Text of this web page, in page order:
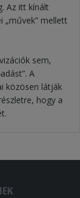
Az itt kínált
„művek” mellett
sem,
A
közösen látják
hogy a